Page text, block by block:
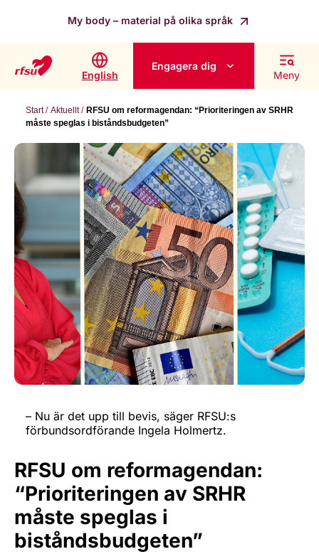
My body – material på olika språk
English
Engagera dig
Meny
Start Aktuellt
RFSU om reformagendan: “Prioriteringen av SRHR
måste speglas i biståndsbudgeten”
– Nu är det upp till bevis, säger RFSU:s
förbundsordförande Ingela Holmertz.
RFSU om reformagendan:
“Prioriteringen av SRHR
måste speglas i
biståndsbudgeten”